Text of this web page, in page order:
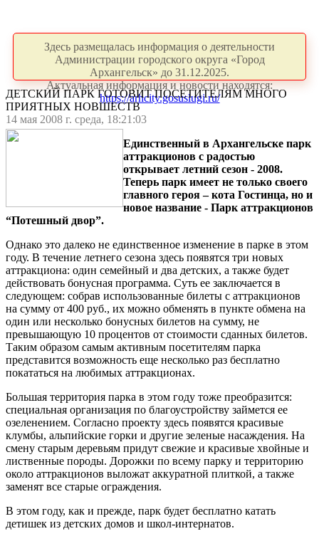
Здесь размещалась информация о деятельности
Администрации городского округа «Город
Архангельск» до 31.12.2025.
Актуальная информация и новости находятся:
https://arhcity.gosuslugi.ru/
ДЕТСКИЙ ПАРК ГОТОВИТ ПОСЕТИТЕЛЯМ МНОГО
ПРИЯТНЫХ НОВШЕСТВ
14 мая 2008 г. среда, 18:21:03
Единственный в Архангельске парк
аттракционов с радостью
открывает летний сезон - 2008.
Теперь парк имеет не только своего
главного героя – кота Гостинца, но и
новое название - Парк аттракционов
“Потешный двор”.
Однако это далеко не единственное изменение в парке в этом
году. В течение летнего сезона здесь появятся три новых
аттракциона: один семейный и два детских, а также будет
действовать бонусная программа. Суть ее заключается в
следующем: собрав использованные билеты с аттракционов
на сумму от 400 руб., их можно обменять в пункте обмена на
один или несколько бонусных билетов на сумму, не
превышающую 10 процентов от стоимости сданных билетов.
Таким образом самым активным посетителям парка
представится возможность еще несколько раз бесплатно
покататься на любимых аттракционах.
Большая территория парка в этом году тоже преобразится:
специальная организация по благоустройству займется ее
озеленением. Согласно проекту здесь появятся красивые
клумбы, альпийские горки и другие зеленые насаждения. На
смену старым деревьям придут свежие и красивые хвойные и
лиственные породы. Дорожки по всему парку и территорию
около аттракционов выложат аккуратной плиткой, а также
заменят все старые ограждения.
В этом году, как и прежде, парк будет бесплатно катать
детишек из детских домов и школ-интернатов.